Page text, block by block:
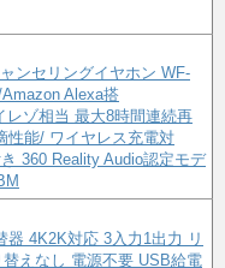
ンセリングイヤホン WF-
Alexa搭
ゾ相当 最大8時間連続再
性能/ ワイヤレス充電対
360 Reality Audio認定モデ
4K2K対応 3入力1出力 リ
えなし 電源不要 USB給電